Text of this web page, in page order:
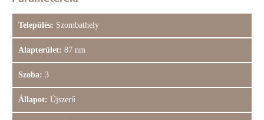
Település: Szombathely
Alapterület: 87 nm
Szoba: 3
Állapot: Újszerű